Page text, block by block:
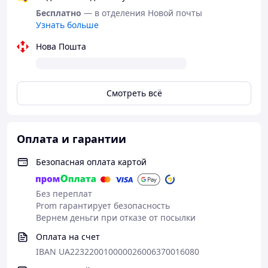
Хранение и удаление
память на 999 каналов
сопряжение и группировка.
- Настройка функции реле: разница частот,
- Функция сигнализации (три типа настроек
сигнализации) для защиты вашей безопасности
- Встроенный метод ввода, поддерживает локальное
редактирование названия канала, прием
Частота, частота передачи
Бесплатно — в отделения Новой почты
Узнать больше
Нова Пошта
Смотреть всё
Оплата и гарантии
Безопасная оплата картой
Без переплат
Prom гарантирует безопасность
Вернем деньги при отказе от посылки
Оплата на счет
IBAN UA223220010000026006370016080